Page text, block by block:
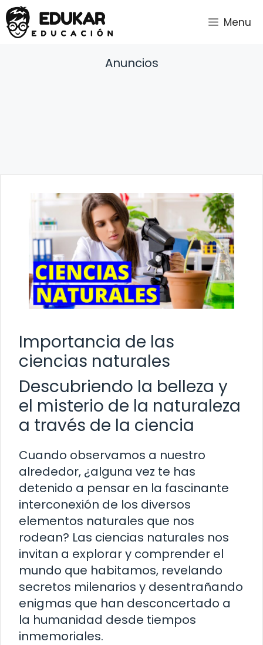
Saltar
al
contenido
Menu
Anuncios
Importancia de las
ciencias naturales
Descubriendo la belleza y
el misterio de la naturaleza
a través de la ciencia
Cuando observamos a nuestro
alrededor, ¿alguna vez te has
detenido a pensar en la fascinante
interconexión de los diversos
elementos naturales que nos
rodean? Las ciencias naturales nos
invitan a explorar y comprender el
mundo que habitamos, revelando
secretos milenarios y desentrañando
enigmas que han desconcertado a
la humanidad desde tiempos
inmemoriales.